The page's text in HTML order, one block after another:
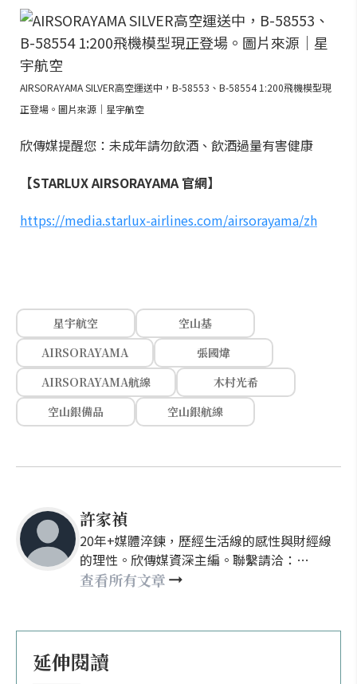
AIRSORAYAMA SILVER高空運送中，B-58553、B-58554 1:200飛機模型現
正登場。圖片來源｜星宇航空
欣傳媒提醒您：未成年請勿飲酒、飲酒過量有害健康
【STARLUX AIRSORAYAMA 官網】
https://media.starlux-airlines.com/airsorayama/zh
星宇航空
空山基
AIRSORAYAMA
張國煒
AIRSORAYAMA航線
木村光希
空山銀備品
空山銀航線
許家禎
20年+媒體淬鍊，歷經生活線的感性與財經線
的理性。欣傳媒資深主編。聯繫請洽：
nellyhsu@xinmedia.com
查看所有文章
延伸閱讀